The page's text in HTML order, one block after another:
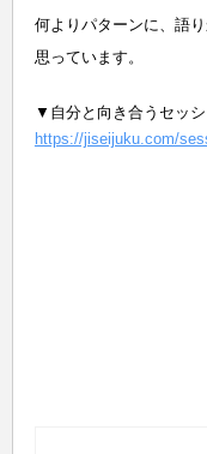
何よりパターンに、語
思っています。
▼自分と向き合うセッシ
https://jiseijuku.com/